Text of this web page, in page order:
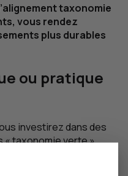
taxonomie
vous rendez
plus durables
ou pratique
investirez dans des
taxonomie verte »
sera « vert ».